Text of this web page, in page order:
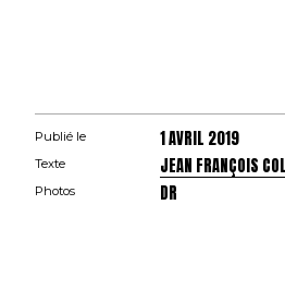
Publié le 1 AVRIL 2019
Texte JEAN FRANÇOIS
Photos DR